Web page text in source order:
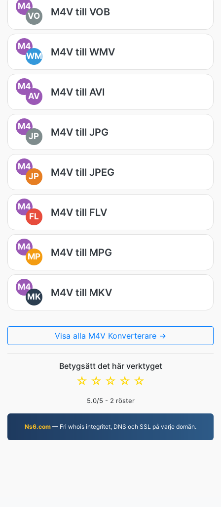
M4
VO
M4V till VOB
M4
WM
M4V till WMV
M4
AV
M4V till AVI
M4
JP
M4V till JPG
M4
JP
M4V till JPEG
M4
FL
M4V till FLV
M4
MP
M4V till MPG
M4
MK
M4V till MKV
Visa alla M4V Konverterare →
Betygsätt det här verktyget
☆
☆
☆
☆
☆
5.0/5 - 2 röster
Ns6.com — Fri whois integritet, DNS och SSL på varje domän.